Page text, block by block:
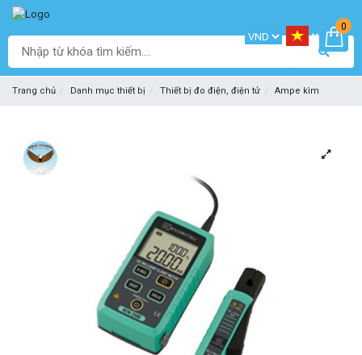
0
Trang chủ Danh mục thiết bị Thiết bị đo điện, điện tử Ampe kìm